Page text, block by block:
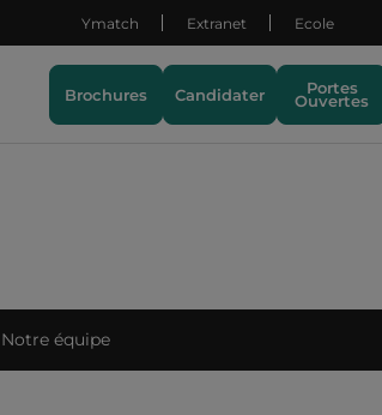
Ymatch Extranet Ecole
Brochures Candidater Portes
Ouvertes
Notre équipe